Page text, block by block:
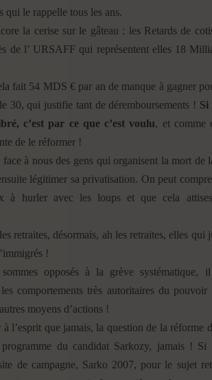
qui le rappelle tous les ans.
la cerise sur le gâteau : les Retards de
de l’ URSAFF qui représentent elles 18
fait 54 MDS € par an de manque à gagner
30, qui justifie tant de déremboursements ! Si
c’est par ce que c’est voulu, et comme
de le réformer !
à nous des gens qui organisent la mort de
légitimer sa privatisation. On peut
à hurler avec les loups et que cela
retraites, désormais, ah les retraites, elles qui
!
opposés à la grève systématique,
comportements très autoritaires du pouvoir
moyens d’actions !
l’esprit que jamais, la question de la réforme
programme du candidat Sarkozy, jamais ! Si
de campagne, Sarko 2007, pour le sujet